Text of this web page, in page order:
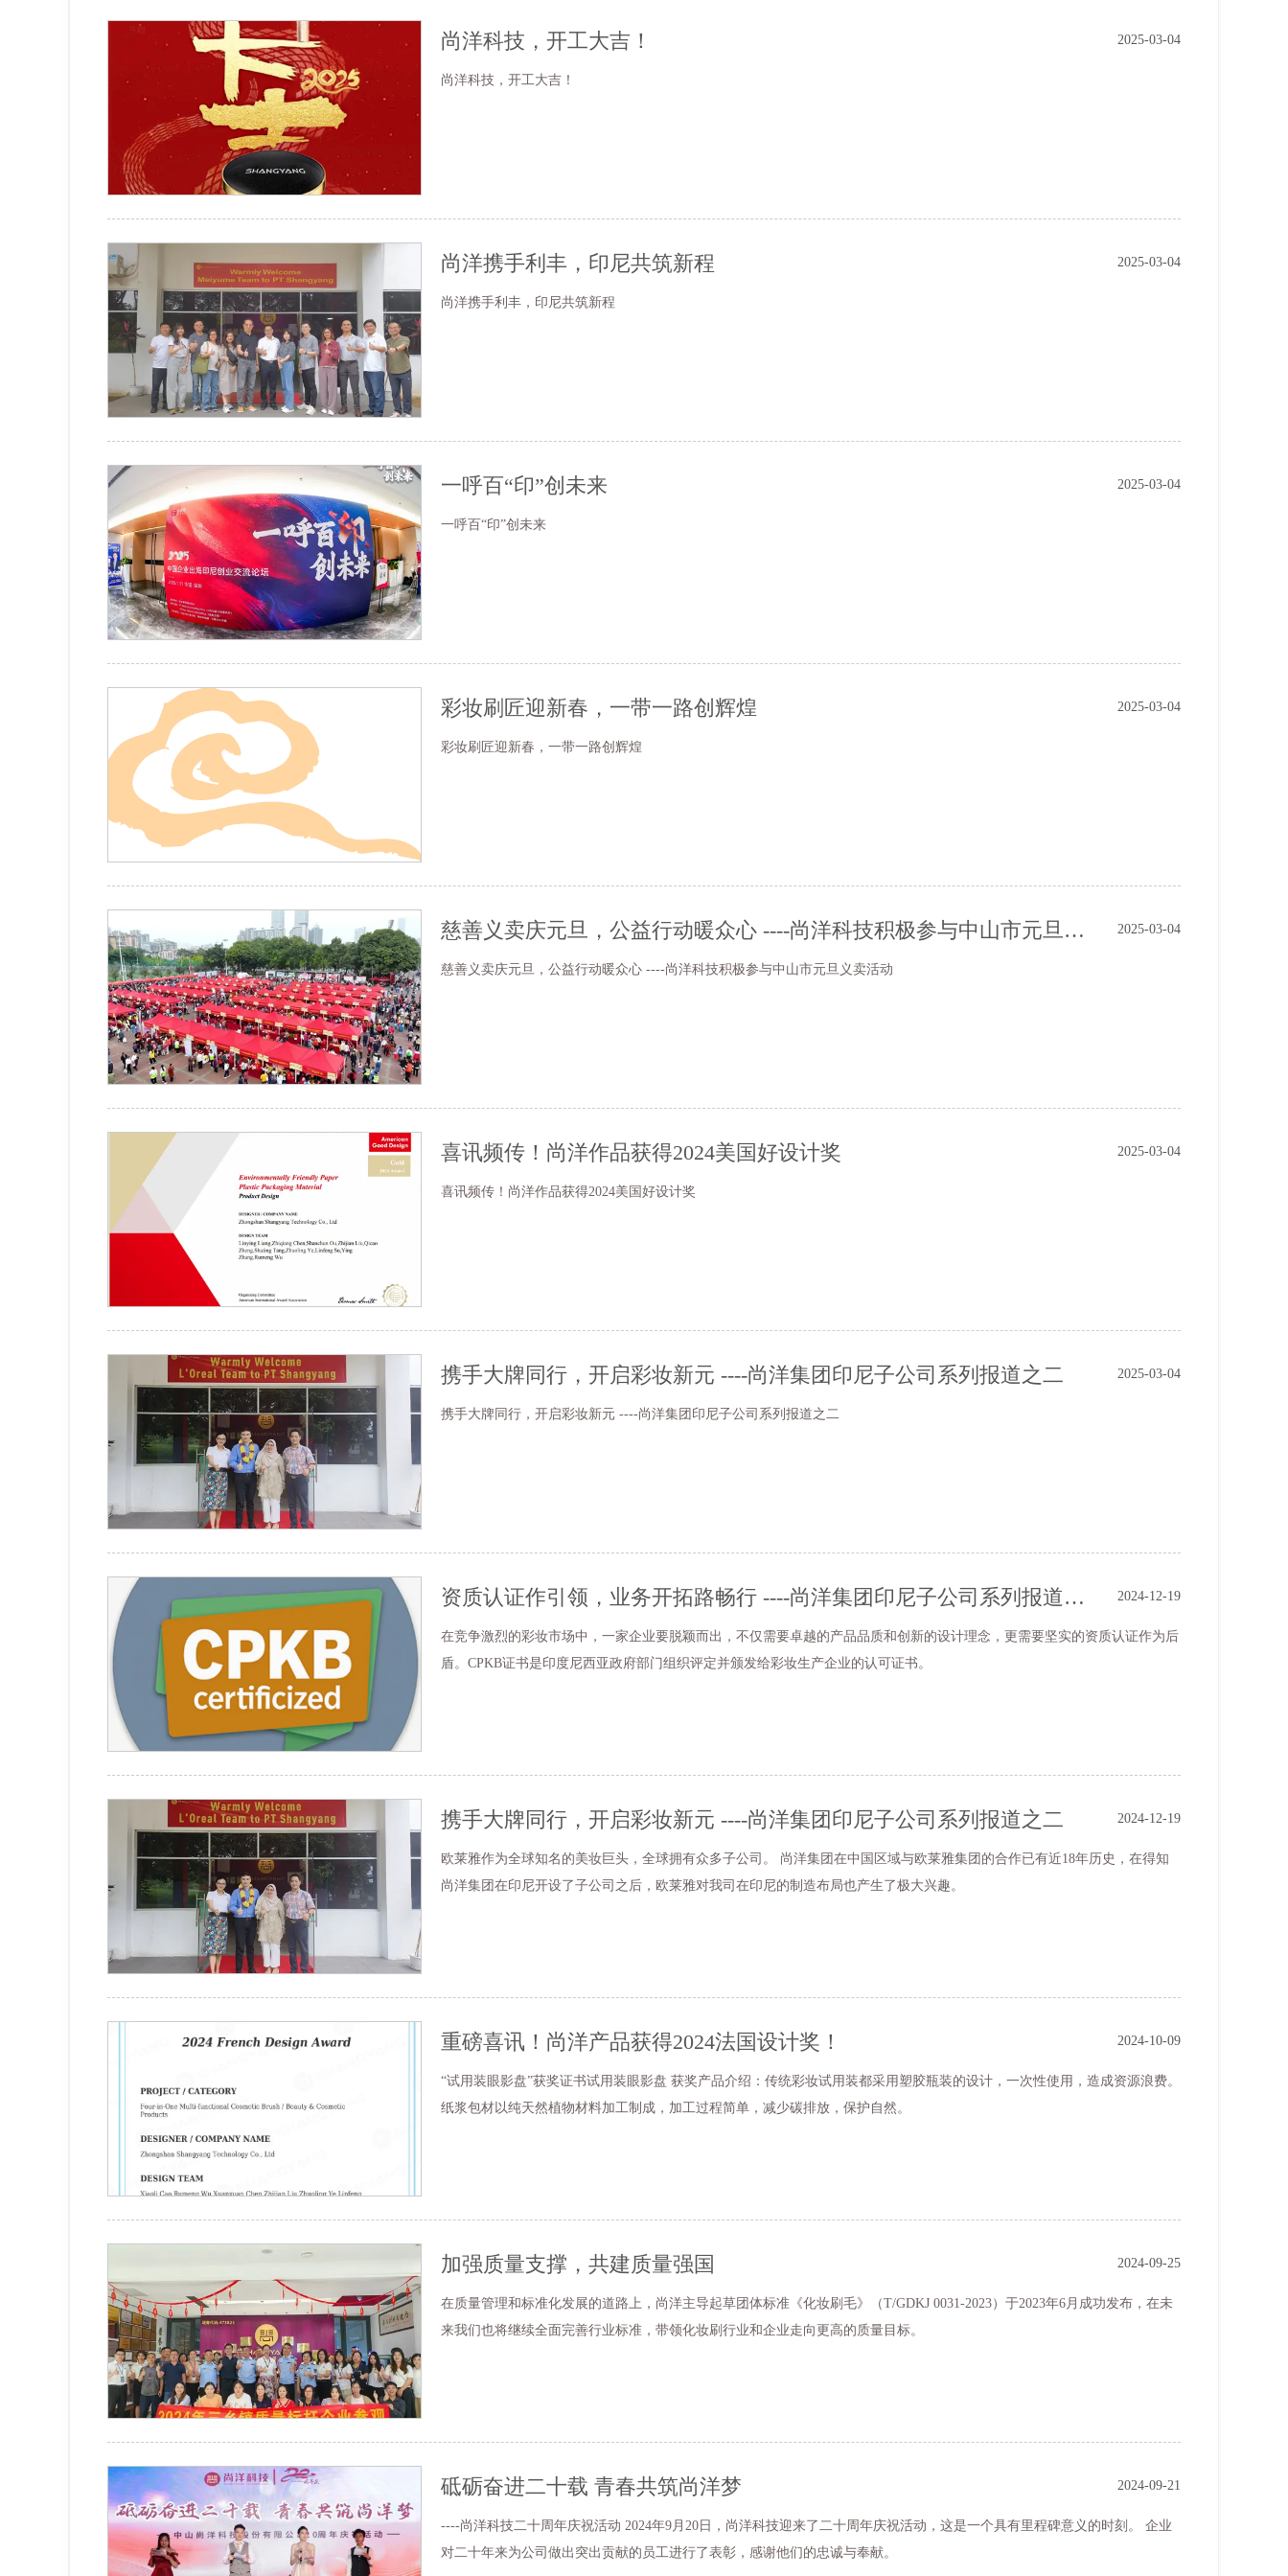
尚洋科技，开工大吉！ 2025-03-04
尚洋科技，开工大吉！
尚洋携手利丰，印尼共筑新程 2025-03-04
尚洋携手利丰，印尼共筑新程
一呼百“印”创未来 2025-03-04
一呼百“印”创未来
彩妆刷匠迎新春，一带一路创辉煌 2025-03-04
彩妆刷匠迎新春，一带一路创辉煌
慈善义卖庆元旦，公益行动暖众心 ----尚洋科技积极参与中山市元旦义卖活动 2025-03-04
慈善义卖庆元旦，公益行动暖众心 ----尚洋科技积极参与中山市元旦义卖活动
喜讯频传！尚洋作品获得2024美国好设计奖 2025-03-04
喜讯频传！尚洋作品获得2024美国好设计奖
携手大牌同行，开启彩妆新元 ----尚洋集团印尼子公司系列报道之二 2025-03-04
携手大牌同行，开启彩妆新元 ----尚洋集团印尼子公司系列报道之二
资质认证作引领，业务开拓路畅行 ----尚洋集团印尼子公司系列报道之一 2024-12-19
在竞争激烈的彩妆市场中，一家企业要脱颖而出，不仅需要卓越的产品品质和创新的设计理念，更需要坚实的资质认证作为后
盾。CPKB证书是印度尼西亚政府部门组织评定并颁发给彩妆生产企业的认可证书。
携手大牌同行，开启彩妆新元 ----尚洋集团印尼子公司系列报道之二 2024-12-19
欧莱雅作为全球知名的美妆巨头，全球拥有众多子公司。 尚洋集团在中国区域与欧莱雅集团的合作已有近18年历史，在得知
尚洋集团在印尼开设了子公司之后，欧莱雅对我司在印尼的制造布局也产生了极大兴趣。
重磅喜讯！尚洋产品获得2024法国设计奖！ 2024-10-09
“试用装眼影盘”获奖证书试用装眼影盘 获奖产品介绍：传统彩妆试用装都采用塑胶瓶装的设计，一次性使用，造成资源浪费。
纸浆包材以纯天然植物材料加工制成，加工过程简单，减少碳排放，保护自然。
加强质量支撑，共建质量强国 2024-09-25
在质量管理和标准化发展的道路上，尚洋主导起草团体标准《化妆刷毛》（T/GDKJ 0031-2023）于2023年6月成功发布，在未
来我们也将继续全面完善行业标准，带领化妆刷行业和企业走向更高的质量目标。
砥砺奋进二十载 青春共筑尚洋梦 2024-09-21
----尚洋科技二十周年庆祝活动 2024年9月20日，尚洋科技迎来了二十周年庆祝活动，这是一个具有里程碑意义的时刻。 企业
对二十年来为公司做出突出贡献的员工进行了表彰，感谢他们的忠诚与奉献。